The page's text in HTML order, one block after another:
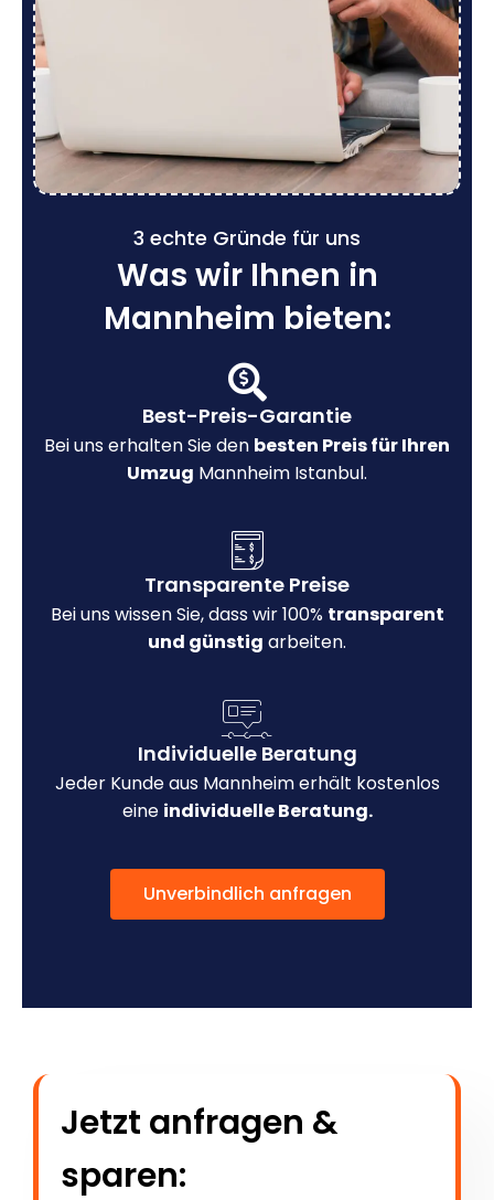
3 echte Gründe für uns
Was wir Ihnen in
Mannheim bieten:
Best-Preis-Garantie
Bei uns erhalten Sie den besten Preis für Ihren
Umzug Mannheim Istanbul.
Transparente Preise
Bei uns wissen Sie, dass wir 100% transparent
und günstig arbeiten.
Individuelle Beratung
Jeder Kunde aus Mannheim erhält kostenlos
eine individuelle Beratung.
Unverbindlich anfragen
Jetzt anfragen &
sparen: